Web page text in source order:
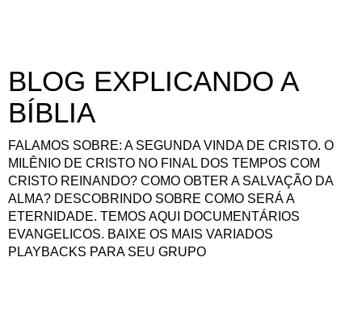
BLOG EXPLICANDO A
BÍBLIA
FALAMOS SOBRE: A SEGUNDA VINDA DE CRISTO. O
MILÊNIO DE CRISTO NO FINAL DOS TEMPOS COM
CRISTO REINANDO? COMO OBTER A SALVAÇÃO DA
ALMA? DESCOBRINDO SOBRE COMO SERÁ A
ETERNIDADE. TEMOS AQUI DOCUMENTÁRIOS
EVANGELICOS. BAIXE OS MAIS VARIADOS
PLAYBACKS PARA SEU GRUPO